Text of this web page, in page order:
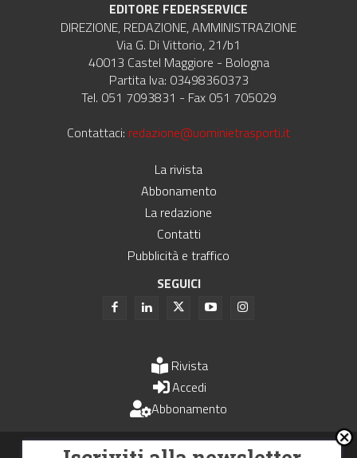
EDITORE FEDERSERVICE
DIREZIONE, REDAZIONE, AMMINISTRAZIONE
Via G. Di Vittorio, 21/b1
40013 Castel Maggiore - Bologna
Partita Iva: 03498360373
Tel. 051 7093831 - Fax 051 705029
Contattaci: redazione@uominietrasporti.it
La rivista
Abbonamento
La redazione
Contatti
Pubblicità e traffico
SEGUICI
Rivista
Accedi
Abbonamento
Uomini e Trasporti è un periodico associato all'Unione Stampa